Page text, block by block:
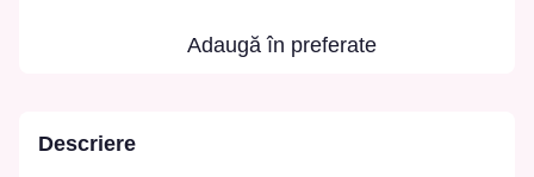
Adaugă în preferate
Descriere